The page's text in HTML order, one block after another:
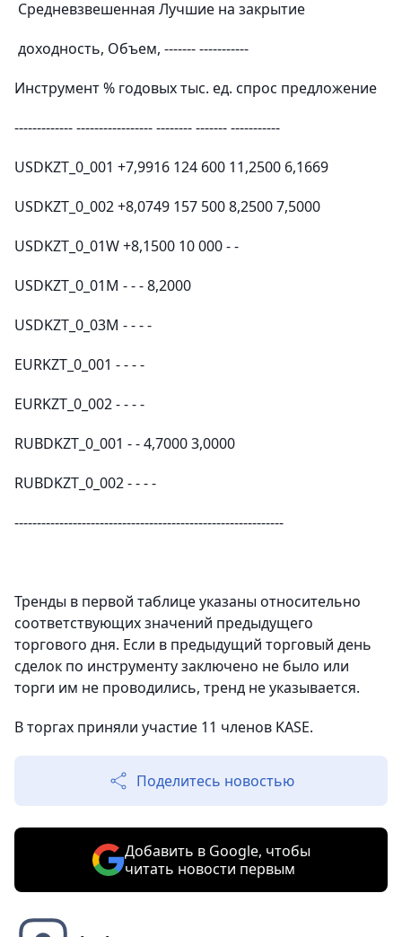
Средневзвешенная Лучшие на закрытие
доходность, Объем, ------- -----------
Инструмент % годовых тыс. ед. спрос предложение
------------- ----------------- -------- ------- -----------
USDKZT_0_001 +7,9916 124 600 11,2500 6,1669
USDKZT_0_002 +8,0749 157 500 8,2500 7,5000
USDKZT_0_01W +8,1500 10 000 - -
USDKZT_0_01М - - - 8,2000
USDKZT_0_03М - - - -
EURKZT_0_001 - - - -
EURKZT_0_002 - - - -
RUBDKZT_0_001 - - 4,7000 3,0000
RUBDKZT_0_002 - - - -
------------------------------------------------------------
Тренды в первой таблице указаны относительно
соответствующих значений предыдущего
торгового дня. Если в предыдущий торговый день
сделок по инструменту заключено не было или
торги им не проводились, тренд не указывается.
В торгах приняли участие 11 членов KASE.
Поделитесь новостью
Добавить в Google, чтобы
читать новости первым